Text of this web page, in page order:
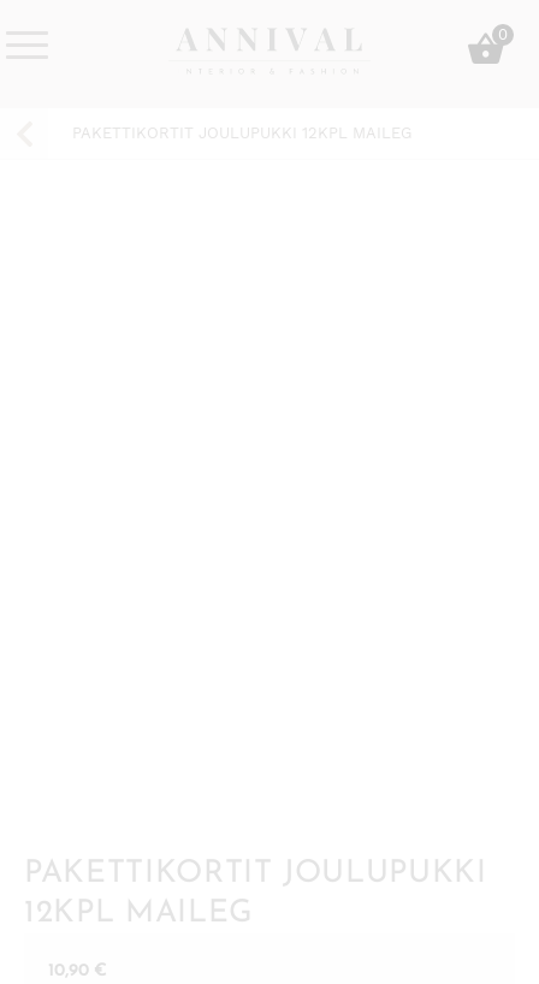
0
PAKETTIKORTIT JOULUPUKKI 12KPL MAILEG
PAKETTIKORTIT JOULUPUKKI
12KPL MAILEG
10,90 €